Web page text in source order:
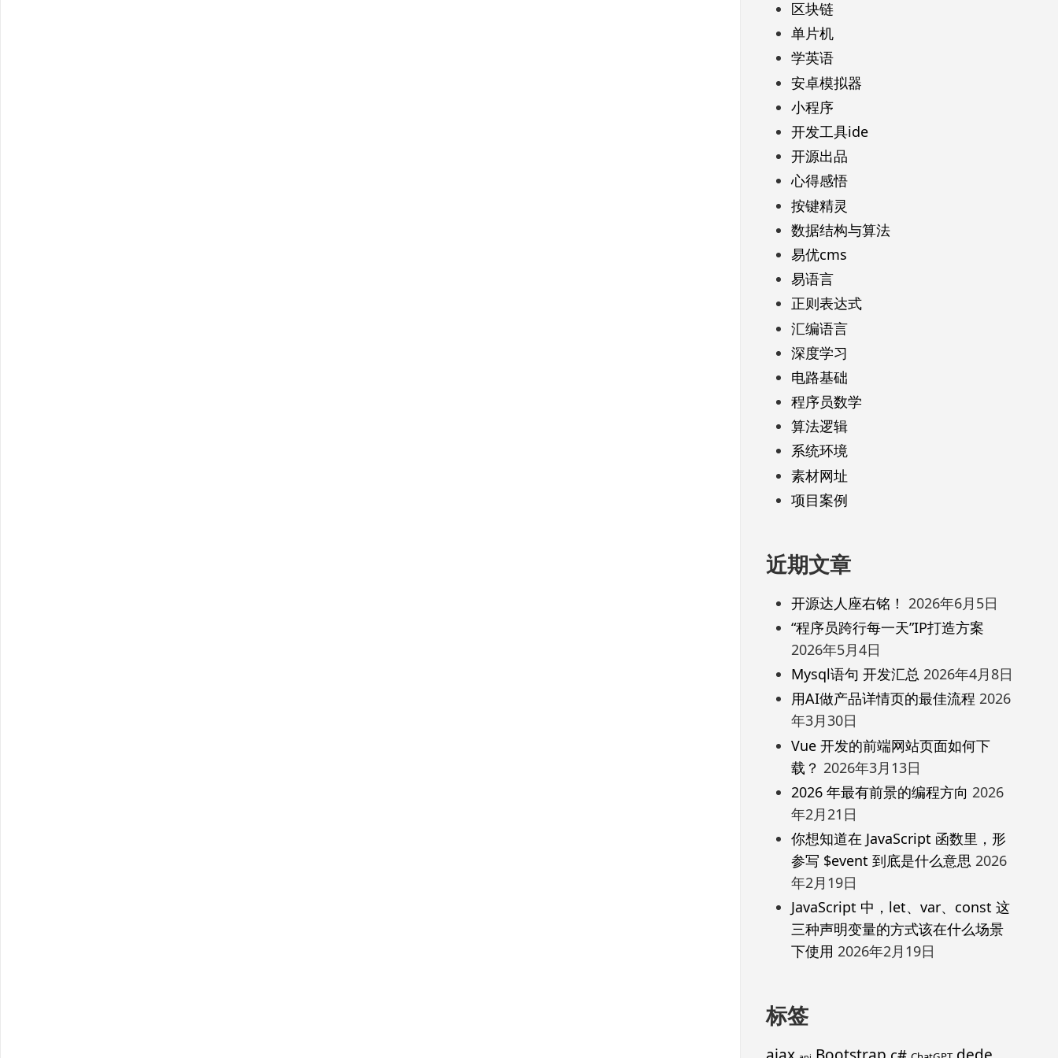
区块链
单片机
学英语
安卓模拟器
小程序
开发工具ide
开源出品
心得感悟
按键精灵
数据结构与算法
易优cms
易语言
正则表达式
汇编语言
深度学习
电路基础
程序员数学
算法逻辑
系统环境
素材网址
项目案例
近期文章
开源达人座右铭！ 2026年6月5日
“程序员跨行每一天”IP打造方案
2026年5月4日
Mysql语句 开发汇总 2026年4月8日
用AI做产品详情页的最佳流程 2026
年3月30日
Vue 开发的前端网站页面如何下
载？ 2026年3月13日
2026 年最有前景的编程方向 2026
年2月21日
你想知道在 JavaScript 函数里，形
参写 $event 到底是什么意思 2026
年2月19日
JavaScript 中，let、var、const 这
三种声明变量的方式该在什么场景
下使用 2026年2月19日
标签